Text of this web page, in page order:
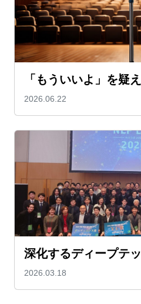
「もういいよ」を疑え
2026.06.22
深化するディープテ
2026.03.18